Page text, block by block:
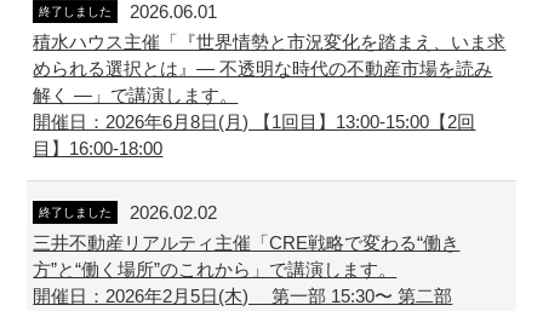
終了しました
2026.06.01
積水ハウス主催「『世界情勢と市況変化を踏まえ、いま求
められる選択とは』― 不透明な時代の不動産市場を読み
解く ―」で講演します。
開催日：2026年6月8日(月) 【1回目】13:00-15:00【2回
目】16:00-18:00
終了しました
2026.02.02
三井不動産リアルティ主催「CRE戦略で変わる“働き
方”と“働く場所”のこれから」で講演します。
開催日：2026年2月5日(木) 第一部 15:30〜 第二部